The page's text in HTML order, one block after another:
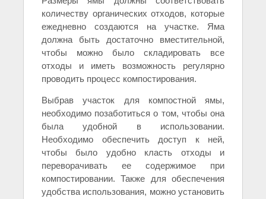
количеству органических отходов, которые
ежедневно создаются на участке. Яма
должна быть достаточно вместительной,
чтобы можно было складировать все
отходы и иметь возможность регулярно
проводить процесс компостирования.
Выбрав участок для компостной ямы,
необходимо позаботиться о том, чтобы она
была удобной в использовании.
Необходимо обеспечить доступ к ней,
чтобы было удобно класть отходы и
переворачивать ее содержимое при
компостировании. Также для обеспечения
удобства использования, можно установить